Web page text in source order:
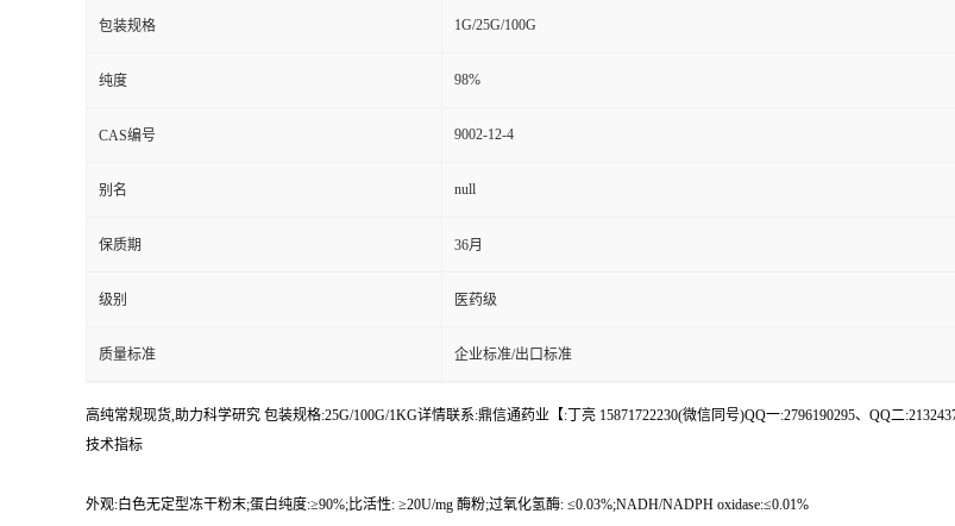
包装规格 1G/25G/100G
纯度 98%
CAS编号 9002-12-4
别名 null
保质期 36月
级别 医药级
质量标准 企业标准/出口标准
高纯常规现货,助力科学研究 包装规格:25G/100G/1KG详情联系:鼎信通药业【:丁亮 15871722230(微信同号)QQ一:2796190295、QQ二
技术指标
外观:白色无定型冻干粉末;蛋白纯度:≥90%;比活性: ≥20U/mg 酶粉;过氧化氢酶: ≤0.03%;NADH/NADPH oxidase:≤0.01%